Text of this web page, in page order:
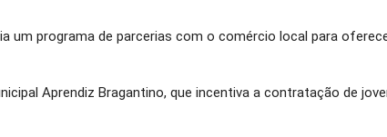
um programa de parcerias com o comércio local para
Aprendiz Bragantino, que incentiva a contratação de